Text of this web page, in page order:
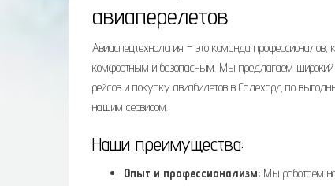
авиаперелетов
Авиаспецтехнология – это команда
комфортным и безопасным. Мы предлагаем широкий
рейсов и покупку авиабилетов в Салехард по
нашим сервисом.
Наши преимущества:
Опыт и профессионализм: Мы работаем